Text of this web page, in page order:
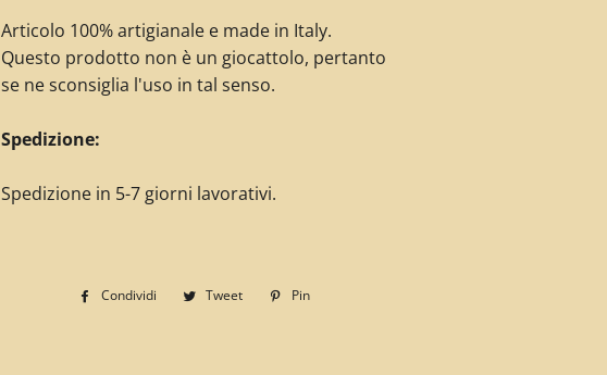
Articolo 100% artigianale e made in Italy.
Questo prodotto non è un giocattolo, pertanto
se ne sconsiglia l'uso in tal senso.
Spedizione:
Spedizione in 5-7 giorni lavorativi.
Condividi
CondividiTweet
Twitta
Pin